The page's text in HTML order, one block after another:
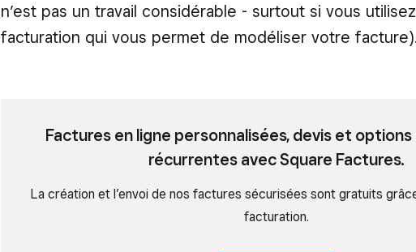
n’est pas un travail considérable - surtout si vous
facturation qui vous permet de modéliser votre facture).
Factures en ligne personnalisées, devis et
récurrentes avec Square Factures.
La création et l’envoi de nos factures sécurisées sont gratuits
facturation.